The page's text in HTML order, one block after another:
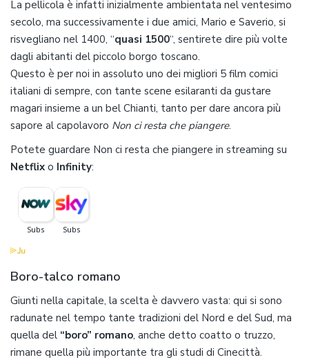
La pellicola è infatti inizialmente ambientata nel ventesimo
secolo, ma successivamente i due amici, Mario e Saverio, si
risvegliano nel 1400, “quasi 1500“, sentirete dire più volte
dagli abitanti del piccolo borgo toscano.
Questo è per noi in assoluto uno dei migliori 5 film comici
italiani di sempre, con tante scene esilaranti da gustare
magari insieme a un bel Chianti, tanto per dare ancora più
sapore al capolavoro Non ci resta che piangere.
Potete guardare Non ci resta che piangere in streaming su
Netflix o Infinity:
Boro-talco romano
Giunti nella capitale, la scelta è davvero vasta: qui si sono
radunate nel tempo tante tradizioni del Nord e del Sud, ma
quella del “boro” romano, anche detto coatto o truzzo,
rimane quella più importante tra gli studi di Cinecittà.